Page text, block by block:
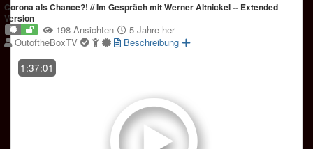
Corona als Chance?! // Im Gespräch mit Werner Altnickel -- Extended
Version
198 Ansichten
5 Jahre her
OutoftheBoxTV
Beschreibung
1:37:01